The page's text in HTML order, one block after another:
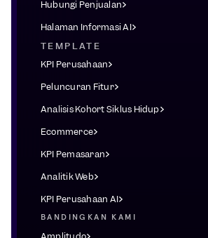
Hubungi Penjualan
Halaman Informasi AI
TEMPLATE
KPI Perusahaan
Peluncuran Fitur
Analisis Kohort Siklus Hidup
Ecommerce
KPI Pemasaran
Analitik Web
KPI Perusahaan AI
BANDINGKAN KAMI